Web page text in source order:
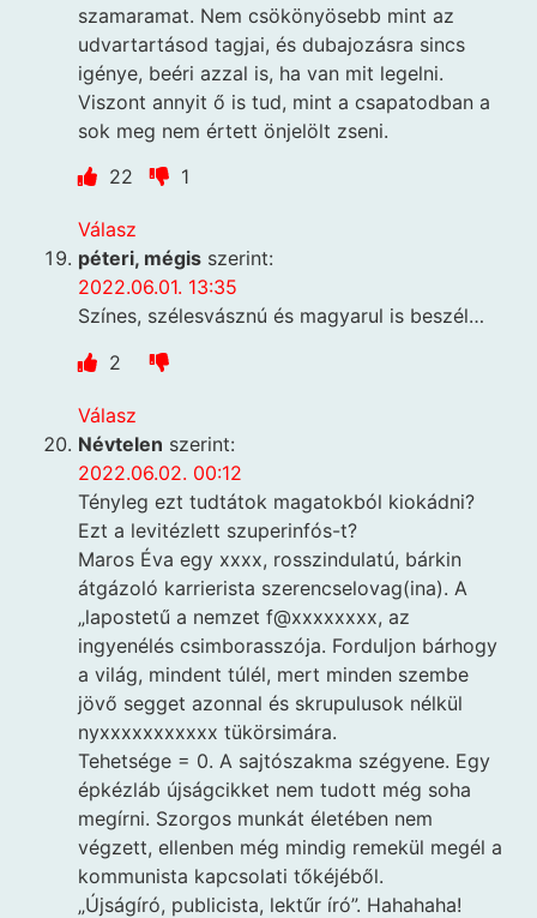
szamaramat. Nem csökönyösebb mint az
udvartartásod tagjai, és dubajozásra sincs
igénye, beéri azzal is, ha van mit legelni.
Viszont annyit ő is tud, mint a csapatodban a
sok meg nem értett önjelölt zseni.
22
1
Válasz
péteri, mégis szerint:
2022.06.01. 13:35
Színes, szélesvásznú és magyarul is beszél…
2
Válasz
Névtelen szerint:
2022.06.02. 00:12
Tényleg ezt tudtátok magatokból kiokádni?
Ezt a levitézlett szuperinfós-t?
Maros Éva egy xxxx, rosszindulatú, bárkin
átgázoló karrierista szerencselovag(ina). A
„lapostetű a nemzet f@xxxxxxxx, az
ingyenélés csimborasszója. Forduljon bárhogy
a világ, mindent túlél, mert minden szembe
jövő segget azonnal és skrupulusok nélkül
nyxxxxxxxxxxx tükörsimára.
Tehetsége = 0. A sajtószakma szégyene. Egy
épkézláb újságcikket nem tudott még soha
megírni. Szorgos munkát életében nem
végzett, ellenben még mindig remekül megél a
kommunista kapcsolati tőkéjéből.
„Újságíró, publicista, lektűr író”. Hahahaha!